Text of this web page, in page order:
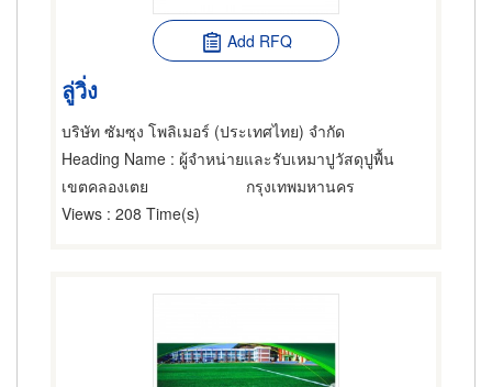
Add RFQ
ลู่วิ่ง
บริษัท ซัมซุง โพลิเมอร์ (ประเทศไทย) จำกัด
Heading Name : ผู้จำหน่ายและรับเหมาปูวัสดุปูพื้น
เขตคลองเตย
กรุงเทพมหานคร
Views : 208 Time(s)